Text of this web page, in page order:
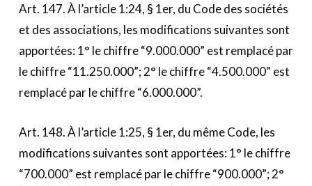
Art. 147. À l’article 1:24, § 1er, du Code des sociétés
et des associations, les modifications suivantes sont
apportées: 1° le chiffre “9.000.000” est remplacé par
le chiffre “11.250.000”; 2° le chiffre “4.500.000” est
remplacé par le chiffre “6.000.000”.
Art. 148. À l’article 1:25, § 1er, du même Code, les
modifications suivantes sont apportées: 1° le chiffre
“700.000” est remplacé par le chiffre “900.000”; 2°